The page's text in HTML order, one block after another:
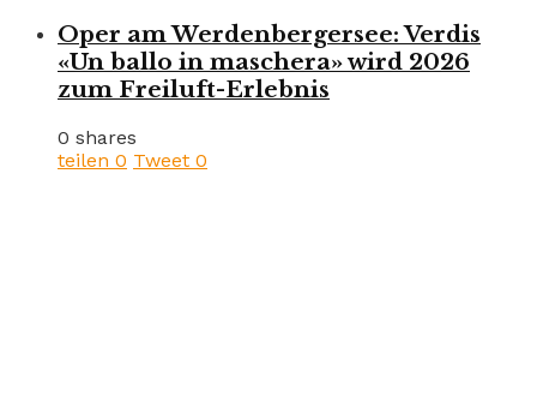
Oper am Werdenbergersee: Verdis
«Un ballo in maschera» wird 2026
zum Freiluft-Erlebnis
0 shares
teilen 0 Tweet 0